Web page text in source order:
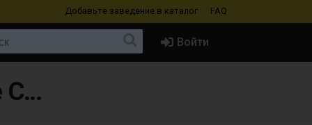
Добавьте заведение в каталог FAQ
Войти
Пиво в Armenia в стиле Porter - Imperial / Double Coffee